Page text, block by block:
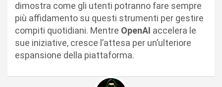
dimostra come gli utenti potranno fare sempre
più affidamento su questi strumenti per gestire
compiti quotidiani. Mentre OpenAI accelera le
sue iniziative, cresce l’attesa per un’ulteriore
espansione della piattaforma.